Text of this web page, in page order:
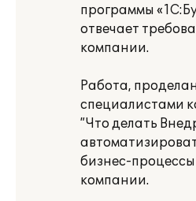
программы
отвечает
компании.
Работа,
специалистами
”Что делать
бизнес-
компании.